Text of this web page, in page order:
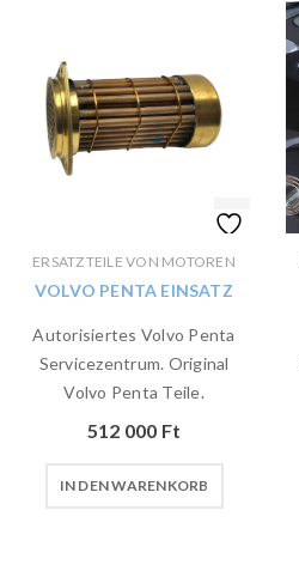
ERSATZTEILE VON MOTOREN
VOLVO PENTA EINSATZ
Autorisiertes Volvo Penta
Servicezentrum. Original
Volvo Penta Teile.
512 000 Ft
IN DEN WARENKORB